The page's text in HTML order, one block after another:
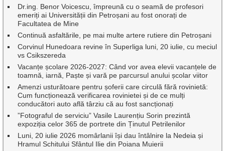
Dr.ing. Benor Voicescu, împreună cu o seamă de profesori
emeriți ai Universității din Petroșani au fost onorați de
Facultatea de Mine
Continuă asfaltările, pe mai multe artere rutiere din Petroșani
Corvinul Hunedoara revine în Superliga luni, 20 iulie, cu meciul
vs Csikszereda
Vacanțe școlare 2026-2027: Când vor avea elevii vacanțele de
toamnă, iarnă, Paște și vară pe parcursul anului școlar viitor
Amenzi usturătoare pentru șoferii care circulă fără rovinietă:
Cum funcționează verificarea rovinietei și de ce mulți
conducători auto află târziu că au fost sancționați
”Fotograful de serviciu” Vasile Laurențiu Sorin prezintă
expoziția celor 365 de portrete din Ținutul Petrilenilor
Luni, 20 iulie 2026 momârlanii își dau întâlnire la Nedeia și
Hramul Schitului Sfântul Ilie din Poiana Muierii